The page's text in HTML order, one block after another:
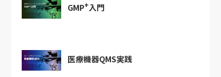
GMP+入門
医療機器QMS実践